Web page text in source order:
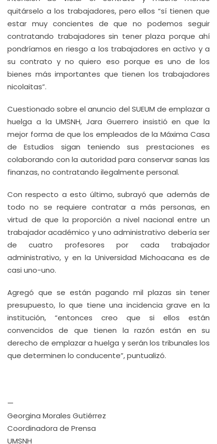
quitárselo a los trabajadores, pero ellos “sí tienen que
estar muy concientes de que no podemos seguir
contratando trabajadores sin tener plaza porque ahí
pondríamos en riesgo a los trabajadores en activo y a
su contrato y no quiero eso porque es uno de los
bienes más importantes que tienen los trabajadores
nicolaitas”.
Cuestionado sobre el anuncio del SUEUM de emplazar a
huelga a la UMSNH, Jara Guerrero insistió en que la
mejor forma de que los empleados de la Máxima Casa
de Estudios sigan teniendo sus prestaciones es
colaborando con la autoridad para conservar sanas las
finanzas, no contratando ilegalmente personal.
Con respecto a esto último, subrayó que además de
todo no se requiere contratar a más personas, en
virtud de que la proporción a nivel nacional entre un
trabajador académico y uno administrativo debería ser
de cuatro profesores por cada trabajador
administrativo, y en la Universidad Michoacana es de
casi uno-uno.
Agregó que se están pagando mil plazas sin tener
presupuesto, lo que tiene una incidencia grave en la
institución, “entonces creo que si ellos están
convencidos de que tienen la razón están en su
derecho de emplazar a huelga y serán los tribunales los
que determinen lo conducente”, puntualizó.
—
Georgina Morales Gutiérrez
Coordinadora de Prensa
UMSNH